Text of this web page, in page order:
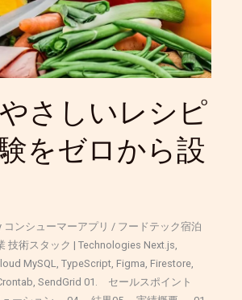
さしいレシピ
をゼロから設
コンシューマーアプリ / フードテック宿泊
技術スタック | Technologies Next.js,
MySQL, TypeScript, Figma, Firestore,
SendGrid 01. セールスポイント